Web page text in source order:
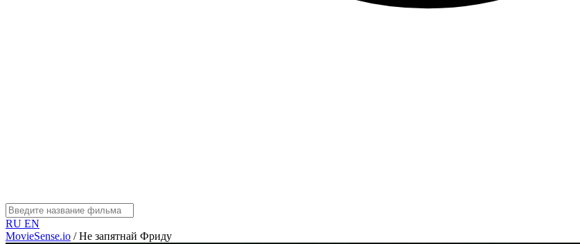
RU EN
MovieSense.io / Не запятнай Фриду